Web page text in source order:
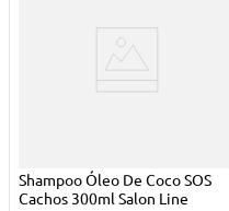
Shampoo Óleo De Coco SOS
Cachos 300ml Salon Line